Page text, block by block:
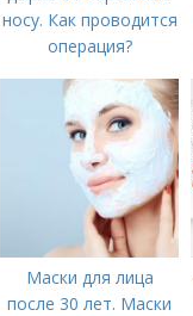
носу. Как проводится
операция?
Маски для лица
после 30 лет. Маски